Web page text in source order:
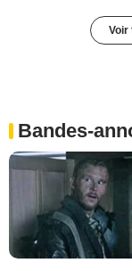
Voir
Bandes-